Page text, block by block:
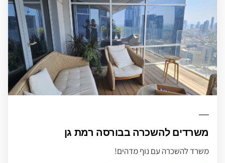
משרדים להשכרה בבורסה רמת גן
משרד להשכרה עם נוף מדהים!